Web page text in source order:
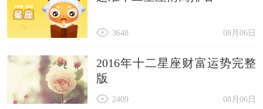
08月06日
3648
2016年十二星座财富运势完整
版
08月06日
2409